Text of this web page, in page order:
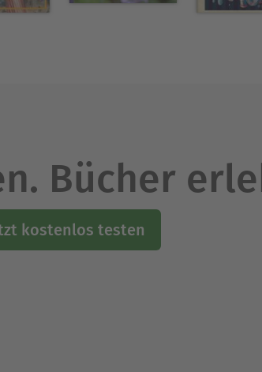
Bücher
kostenlos testen